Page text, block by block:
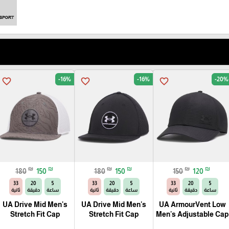
favorite_border -20%
150 ₪ 120 ₪
5
ساعة
20
دقيقة
32
ثانية
UA ArmourVent Low
Men's Adjustable Cap
favorite_border -16%
180 ₪ 150 ₪
5
ساعة
20
دقيقة
32
ثانية
UA Drive Mid Men's
Stretch Fit Cap
favorite_border -16%
180 ₪ 150 ₪
5
ساعة
20
دقيقة
32
ثانية
UA Drive Mid Men's
Stretch Fit Cap